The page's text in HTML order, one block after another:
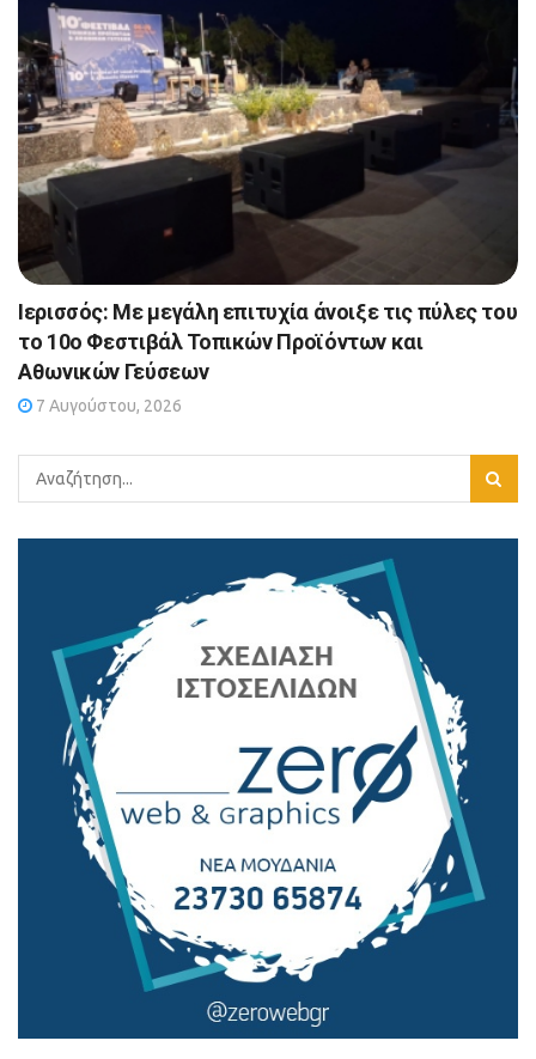
Ιερισσός: Με μεγάλη επιτυχία άνοιξε τις πύλες του
το 10ο Φεστιβάλ Τοπικών Προϊόντων και
Αθωνικών Γεύσεων
7 Αυγούστου, 2026